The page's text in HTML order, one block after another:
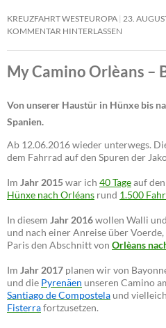
KREUZFAHRT WESTEUROPA 23.
KOMMENTAR HINTERLASSEN
My Camino Orlèans –
Von unserer Haustür in Hünxe bis
Spanien.
Ab 12.06.2016 wieder unterwegs.
dem Fahrrad auf den Spuren der
Im Jahr 2015war ich 40 Tageauf
Hünxe nach Orléans rund 1.500
In diesem Jahr 2016wollen Walli
und nach einer Anreise über
Paris den Abschnitt von Orlèans
Im Jahr 2017 planen wir von
und die Pyrenäen unseren Camino
Santiago de Compostela und
Fisterrafortzusetzen.